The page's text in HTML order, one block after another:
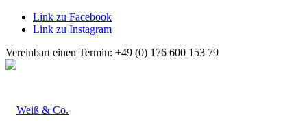
Link zu Facebook
Link zu Instagram
Vereinbart einen Termin: +49 (0) 176 600 153 79